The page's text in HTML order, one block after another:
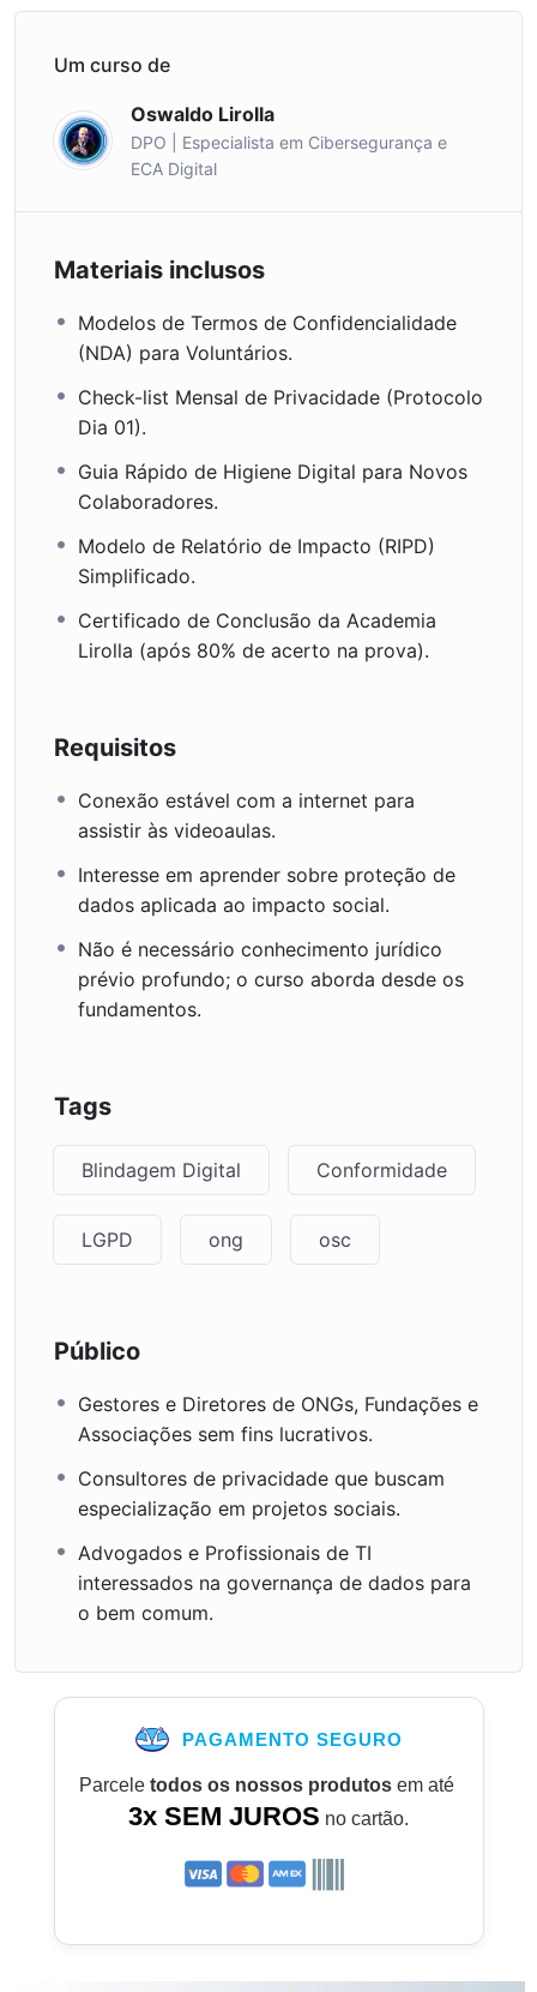
Um curso de
Oswaldo Lirolla
DPO | Especialista em Cibersegurança e
ECA Digital
Materiais inclusos
Modelos de Termos de Confidencialidade
(NDA) para Voluntários.
Check-list Mensal de Privacidade (Protocolo
Dia 01).
Guia Rápido de Higiene Digital para Novos
Colaboradores.
Modelo de Relatório de Impacto (RIPD)
Simplificado.
Certificado de Conclusão da Academia
Lirolla (após 80% de acerto na prova).
Requisitos
Conexão estável com a internet para
assistir às videoaulas.
Interesse em aprender sobre proteção de
dados aplicada ao impacto social.
Não é necessário conhecimento jurídico
prévio profundo; o curso aborda desde os
fundamentos.
Tags
Blindagem Digital Conformidade
LGPD ong osc
Público
Gestores e Diretores de ONGs, Fundações e
Associações sem fins lucrativos.
Consultores de privacidade que buscam
especialização em projetos sociais.
Advogados e Profissionais de TI
interessados na governança de dados para
o bem comum.
PAGAMENTO SEGURO
Parcele todos os nossos produtosem até
3x SEM JUROS no cartão.